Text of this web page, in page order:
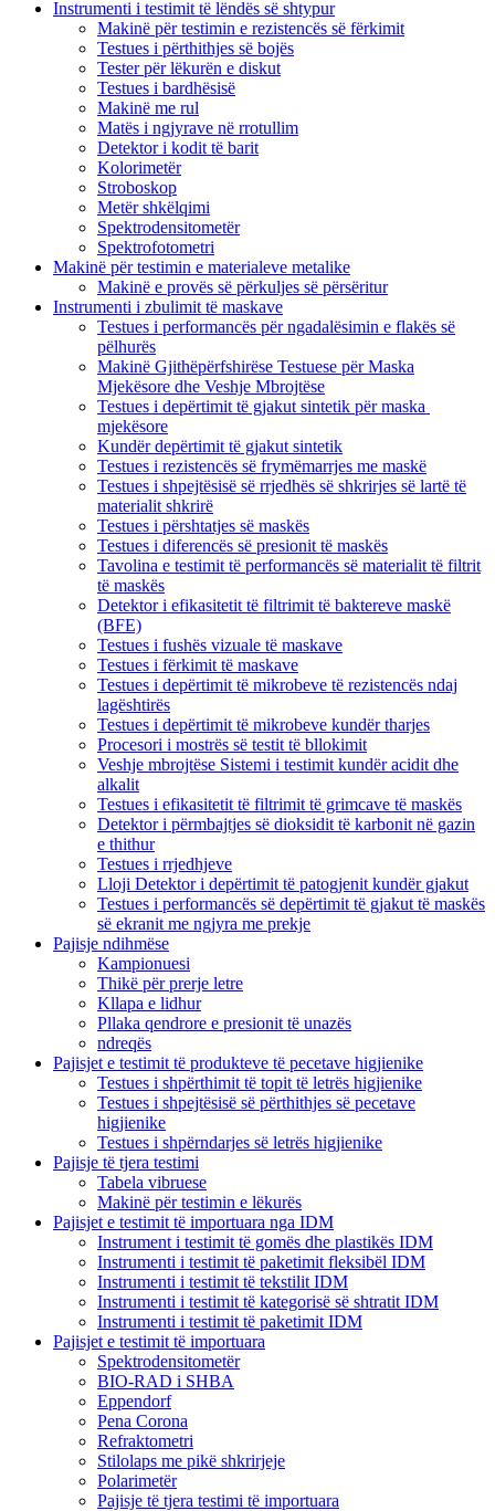
Instrumenti i testimit të lëndës së shtypur
Makinë për testimin e rezistencës së fërkimit
Testues i përthithjes së bojës
Tester për lëkurën e diskut
Testues i bardhësisë
Makinë me rul
Matës i ngjyrave në rrotullim
Detektor i kodit të barit
Kolorimetër
Stroboskop
Metër shkëlqimi
Spektrodensitometër
Spektrofotometri
Makinë për testimin e materialeve metalike
Makinë e provës së përkuljes së përsëritur
Instrumenti i zbulimit të maskave
Testues i performancës për ngadalësimin e flakës së
pëlhurës
Makinë Gjithëpërfshirëse Testuese për Maska
Mjekësore dhe Veshje Mbrojtëse
Testues i depërtimit të gjakut sintetik për maska ​​
mjekësore
Kundër depërtimit të gjakut sintetik
Testues i rezistencës së frymëmarrjes me maskë
Testues i shpejtësisë së rrjedhës së shkrirjes së lartë të
materialit shkrirë
Testues i përshtatjes së maskës
Testues i diferencës së presionit të maskës
Tavolina e testimit të performancës së materialit të filtrit
të maskës
Detektor i efikasitetit të filtrimit të baktereve maskë
(BFE)
Testues i fushës vizuale të maskave
Testues i fërkimit të maskave
Testues i depërtimit të mikrobeve të rezistencës ndaj
lagështirës
Testues i depërtimit të mikrobeve kundër tharjes
Procesori i mostrës së testit të bllokimit
Veshje mbrojtëse Sistemi i testimit kundër acidit dhe
alkalit
Testues i efikasitetit të filtrimit të grimcave të maskës
Detektor i përmbajtjes së dioksidit të karbonit në gazin
e thithur
Testues i rrjedhjeve
Lloji Detektor i depërtimit të patogjenit kundër gjakut
Testues i performancës së depërtimit të gjakut të maskës
së ekranit me ngjyra me prekje
Pajisje ndihmëse
Kampionuesi
Thikë për prerje letre
Kllapa e lidhur
Pllaka qendrore e presionit të unazës
ndreqës
Pajisjet e testimit të produkteve të pecetave higjienike
Testues i shpërthimit të topit të letrës higjienike
Testues i shpejtësisë së përthithjes së pecetave
higjienike
Testues i shpërndarjes së letrës higjienike
Pajisje të tjera testimi
Tabela vibruese
Makinë për testimin e lëkurës
Pajisjet e testimit të importuara nga IDM
Instrument i testimit të gomës dhe plastikës IDM
Instrumenti i testimit të paketimit fleksibël IDM
Instrumenti i testimit të tekstilit IDM
Instrumenti i testimit të kategorisë së shtratit IDM
Instrumenti i testimit të paketimit IDM
Pajisjet e testimit të importuara
Spektrodensitometër
BIO-RAD i SHBA
Eppendorf
Pena Corona
Refraktometri
Stilolaps me pikë shkrirjeje
Polarimetër
Pajisje të tjera testimi të importuara